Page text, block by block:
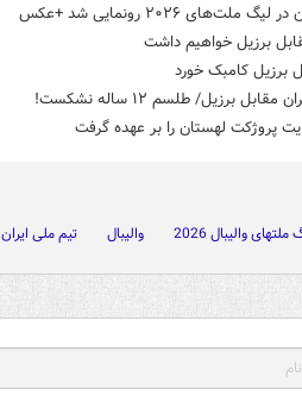
۲۰۲۶ رونمایی شد +عکس
برزیل خواهیم داشت
برزیل کامبک خورد
برزیل/ طلسم ۱۲ ساله نشکست!
پروژکت لهستان را بر عهده گرفت
ملتهای والیبال 2026 والیبال تیم ملی ایران